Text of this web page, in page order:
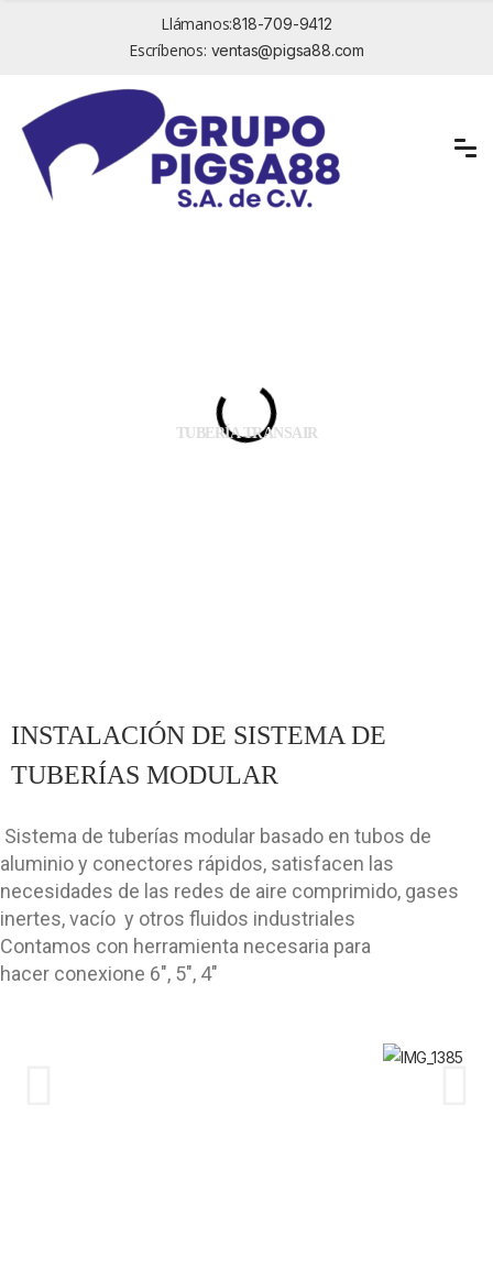
Llámanos:818-709-9412
Escríbenos: ventas@pigsa88.com
TUBERÍA TRANSAIR
INSTALACIÓN DE SISTEMA DE
TUBERÍAS MODULAR
Sistema de tuberías modular basado en tubos de
aluminio y conectores rápidos, satisfacen las
necesidades de las redes de aire comprimido, gases
inertes, vacío y otros fluidos industriales
Contamos con herramienta necesaria para
hacer conexione 6″, 5″, 4″